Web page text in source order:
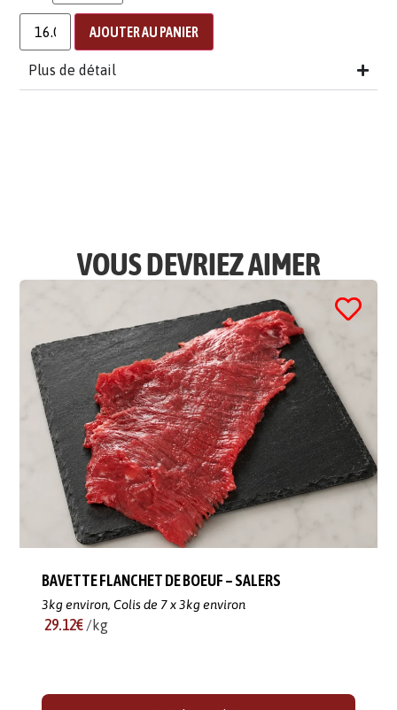
AJOUTER AU PANIER
Plus de détail
VOUS DEVRIEZ AIMER
BAVETTE FLANCHET DE BOEUF – SALERS
3kg environ, Colis de 7 x 3kg environ
29.12€ /kg